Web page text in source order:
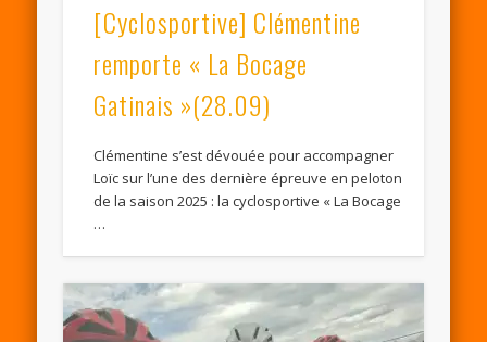
[Cyclosportive] Clémentine
remporte « La Bocage
Gatinais »(28.09)
Clémentine s’est dévouée pour accompagner
Loïc sur l’une des dernière épreuve en peloton
de la saison 2025 : la cyclosportive « La Bocage
…